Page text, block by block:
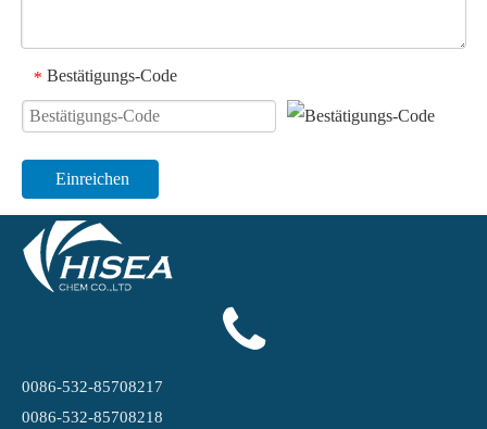
* Bestätigungs-Code
Einreichen
0086-532-85708217
0086-532-85708218